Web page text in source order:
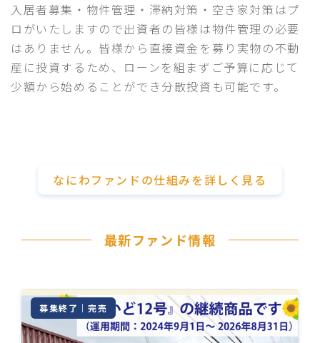
入居者募集・物件管理・滞納対策・空き家対策はプ
ロがいたしますので出資者の皆様は物件管理の必要
はありません。皆様から直接資金を募り実物の不動
産に投資するため、ローンを組まずご予算に応じて
少額から始めることができ分散投資も可能です。
なにわファンドの仕組みを詳しく見る
最新ファンド情報
募集終了｜完売